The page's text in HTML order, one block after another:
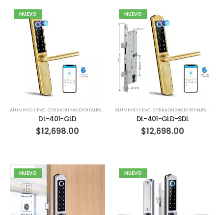
NUEVO
ALUMINIO Y PVC,CERRADURAS DIGITALES,HERRERIA,MADERA
DL-401-GLD
$12,698.00
NUEVO
ALUMINIO Y PVC,CERRADURAS DIGITALES,
DL-401-GLD-SDL
$12,698.00
NUEVO NUEVO